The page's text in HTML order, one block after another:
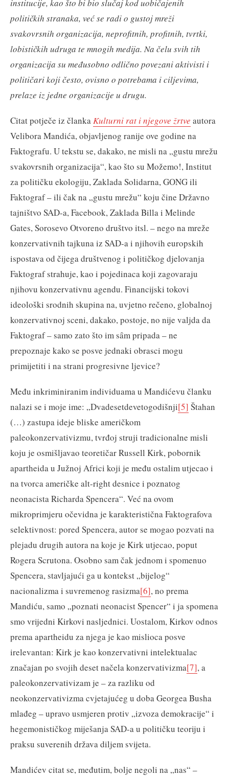
institucije, kao što bi bio slučaj kod uobičajenih
političkih stranaka, već se radi o gustoj mreži
svakovrsnih organizacija, neprofitnih, profitnih, tvrtki,
lobističkih udruga te mnogih medija. Na čelu svih tih
organizacija su međusobno odlično povezani aktivisti i
političari koji često, ovisno o potrebama i ciljevima,
prelaze iz jedne organizacije u drugu.
Citat potječe iz člankaKulturni rat i njegove žrtve autora
Velibora Mandića, objavljenog ranije ove godine na
Faktografu. U tekstu se, dakako, ne misli na „gustu mrežu
svakovrsnih organizacija“, kao što su Možemo!, Institut
za političku ekologiju, Zaklada Solidarna, GONG ili
Faktograf – ili čak na „gustu mrežu“ koju čine Državno
tajništvo SAD-a, Facebook, Zaklada Billa i Melinde
Gates, Sorosevo Otvoreno društvo itsl. – nego na mreže
konzervativnih tajkuna iz SAD-a i njihovih europskih
ispostava od čijega društvenog i političkog djelovanja
Faktograf strahuje, kao i pojedinaca koji zagovaraju
njihovu konzervativnu agendu. Financijski tokovi
ideološki srodnih skupina na, uvjetno rečeno, globalnoj
konzervativnoj sceni, dakako, postoje, no nije valjda da
Faktograf – samo zato što im sȃm pripada – ne
prepoznaje kako se posve jednaki obrasci mogu
primijetiti i na strani progresivne ljevice?
Među inkriminiranim individuama u Mandićevu članku
nalazi se i moje ime: „Dvadesetdevetogodišnji[5] Štahan
(…) zastupa ideje bliske američkom
paleokonzervativizmu, tvrđoj struji tradicionalne misli
koju je osmišljavao teoretičar Russell Kirk, pobornik
apartheida u Južnoj Africi koji je među ostalim utjecao i
na tvorca američke alt-right desnice i poznatog
neonacista Richarda Spencera“. Već na ovom
mikroprimjeru očevidna je karakteristična Faktografova
selektivnost: pored Spencera, autor se mogao pozvati na
plejadu drugih autora na koje je Kirk utjecao, poput
Rogera Scrutona. Osobno sam čak jednom i spomenuo
Spencera, stavljajući ga u kontekst „bijelog“
nacionalizma i suvremenog rasizma[6], no prema
Mandiću, samo „poznati neonacist Spencer“ i ja spomena
smo vrijedni Kirkovi nasljednici. Uostalom, Kirkov odnos
prema apartheidu za njega je kao mislioca posve
irelevantan: Kirk je kao konzervativni intelektualac
značajan po svojih deset načela konzervativizma[7], a
paleokonzervativizam je – za razliku od
neokonzervativizma cvjetajućeg u doba Georgea Busha
mlađeg – upravo usmjeren protiv „izvoza demokracije“ i
hegemonističkog miješanja SAD-a u političku teoriju i
praksu suverenih država diljem svijeta.
Mandićev citat se, međutim, bolje negoli na „nas“ –